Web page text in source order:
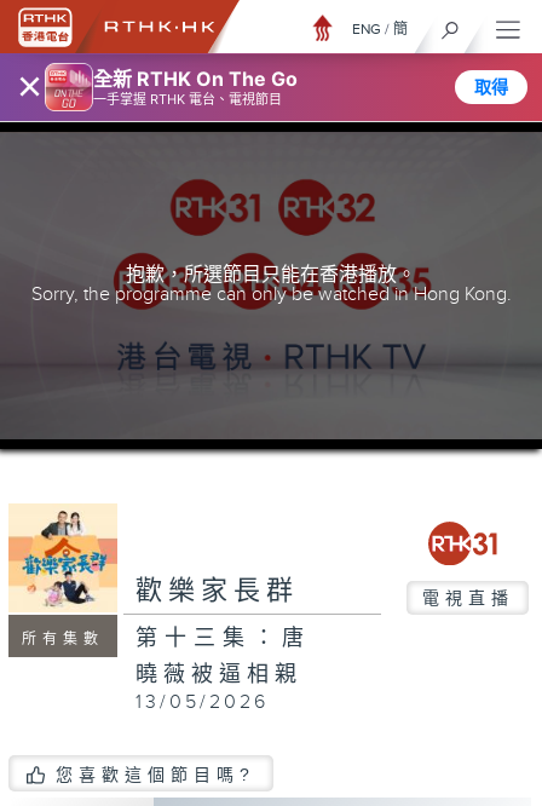
× 全新 RTHK On The Go
一手掌握 RTHK 電台、電視節目
取得
ENG / 簡
抱歉，所選節目只能在香港播放。
Sorry, the programme can only be watched in Hong Kong.
所有集數
歡樂家長群 電視直播
第十三集：唐
曉薇被逼相親
13/05/2026
您喜歡這個節目嗎?